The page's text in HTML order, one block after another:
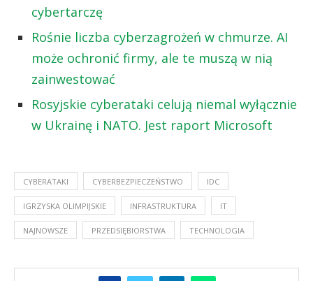
cybertarczę
Rośnie liczba cyberzagrożeń w chmurze. AI
może ochronić firmy, ale te muszą w nią
zainwestować
Rosyjskie cyberataki celują niemal wyłącznie
w Ukrainę i NATO. Jest raport Microsoft
CYBERATAKI CYBERBEZPIECZEŃSTWO IDC
IGRZYSKA OLIMPIJSKIE INFRASTRUKTURA IT
NAJNOWSZE PRZEDSIĘBIORSTWA TECHNOLOGIA